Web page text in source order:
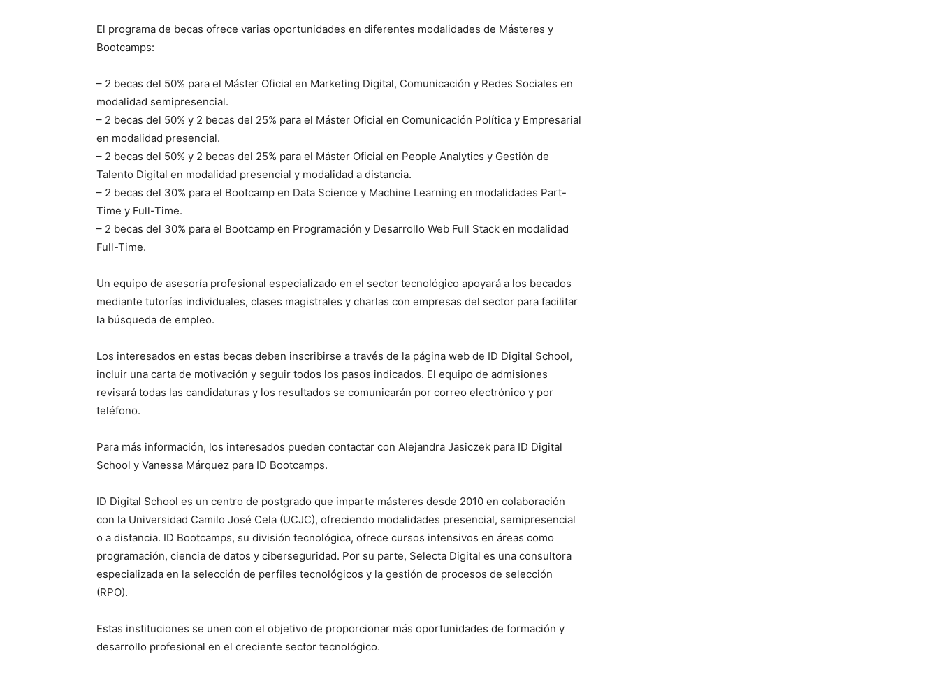
El programa de becas ofrece varias oportunidades en diferentes modalidades de Másteres y
Bootcamps:
– 2 becas del 50% para el Máster Oficial en Marketing Digital, Comunicación y Redes Sociales en
modalidad semipresencial.
– 2 becas del 50% y 2 becas del 25% para el Máster Oficial en Comunicación Política y Empresarial
en modalidad presencial.
– 2 becas del 50% y 2 becas del 25% para el Máster Oficial en People Analytics y Gestión de
Talento Digital en modalidad presencial y modalidad a distancia.
– 2 becas del 30% para el Bootcamp en Data Science y Machine Learning en modalidades Part-
Time y Full-Time.
– 2 becas del 30% para el Bootcamp en Programación y Desarrollo Web Full Stack en modalidad
Full-Time.
Un equipo de asesoría profesional especializado en el sector tecnológico apoyará a los becados
mediante tutorías individuales, clases magistrales y charlas con empresas del sector para facilitar
la búsqueda de empleo.
Los interesados en estas becas deben inscribirse a través de la página web de ID Digital School,
incluir una carta de motivación y seguir todos los pasos indicados. El equipo de admisiones
revisará todas las candidaturas y los resultados se comunicarán por correo electrónico y por
teléfono.
Para más información, los interesados pueden contactar con Alejandra Jasiczek para ID Digital
School y Vanessa Márquez para ID Bootcamps.
ID Digital School es un centro de postgrado que imparte másteres desde 2010 en colaboración
con la Universidad Camilo José Cela (UCJC), ofreciendo modalidades presencial, semipresencial
o a distancia. ID Bootcamps, su división tecnológica, ofrece cursos intensivos en áreas como
programación, ciencia de datos y ciberseguridad. Por su parte, Selecta Digital es una consultora
especializada en la selección de perfiles tecnológicos y la gestión de procesos de selección
(RPO).
Estas instituciones se unen con el objetivo de proporcionar más oportunidades de formación y
desarrollo profesional en el creciente sector tecnológico.